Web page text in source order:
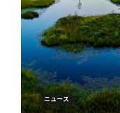
ニュース